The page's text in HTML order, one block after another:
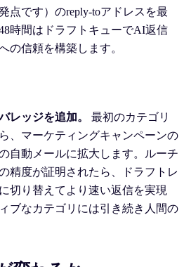
点です）のreply-toアドレスを最
時間はドラフトキューでAI返信
の信頼を構築します。
レッジを追加。
最初のカテゴリ
、マーケティングキャンペーンの
自動メールに拡大します。ルーチ
精度が証明されたら、ドラフトレ
切り替えてより速い返信を実現
ブなカテゴリには引き続き人間の